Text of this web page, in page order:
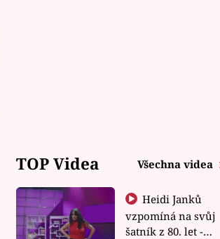
TOP Videa Všechna videa
Heidi Janků
vzpomíná na svůj
šatník z 80. let -